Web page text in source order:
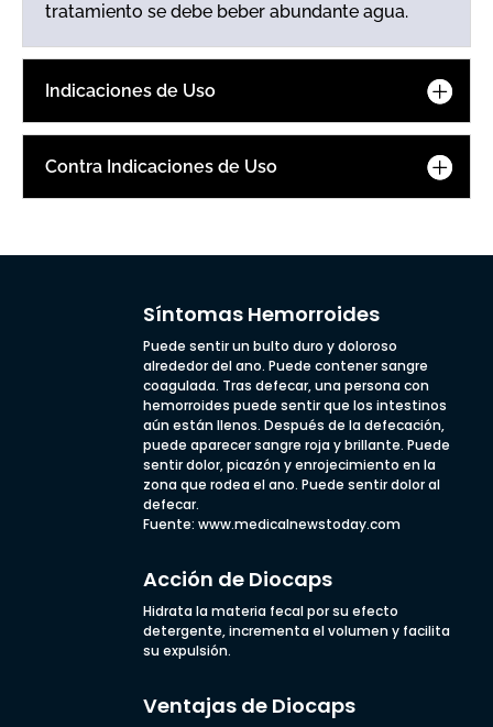
tratamiento se debe beber abundante agua.
Indicaciones de Uso
Contra Indicaciones de Uso
Síntomas Hemorroides
Puede sentir un bulto duro y doloroso
alrededor del ano. Puede contener sangre
coagulada. Tras defecar, una persona con
hemorroides puede sentir que los intestinos
aún están llenos. Después de la defecación,
puede aparecer sangre roja y brillante. Puede
sentir dolor, picazón y enrojecimiento en la
zona que rodea el ano. Puede sentir dolor al
defecar.
Fuente: www.medicalnewstoday.com
Acción de Diocaps
Hidrata la materia fecal por su efecto
detergente, incrementa el volumen y facilita
su expulsión.
Ventajas de Diocaps